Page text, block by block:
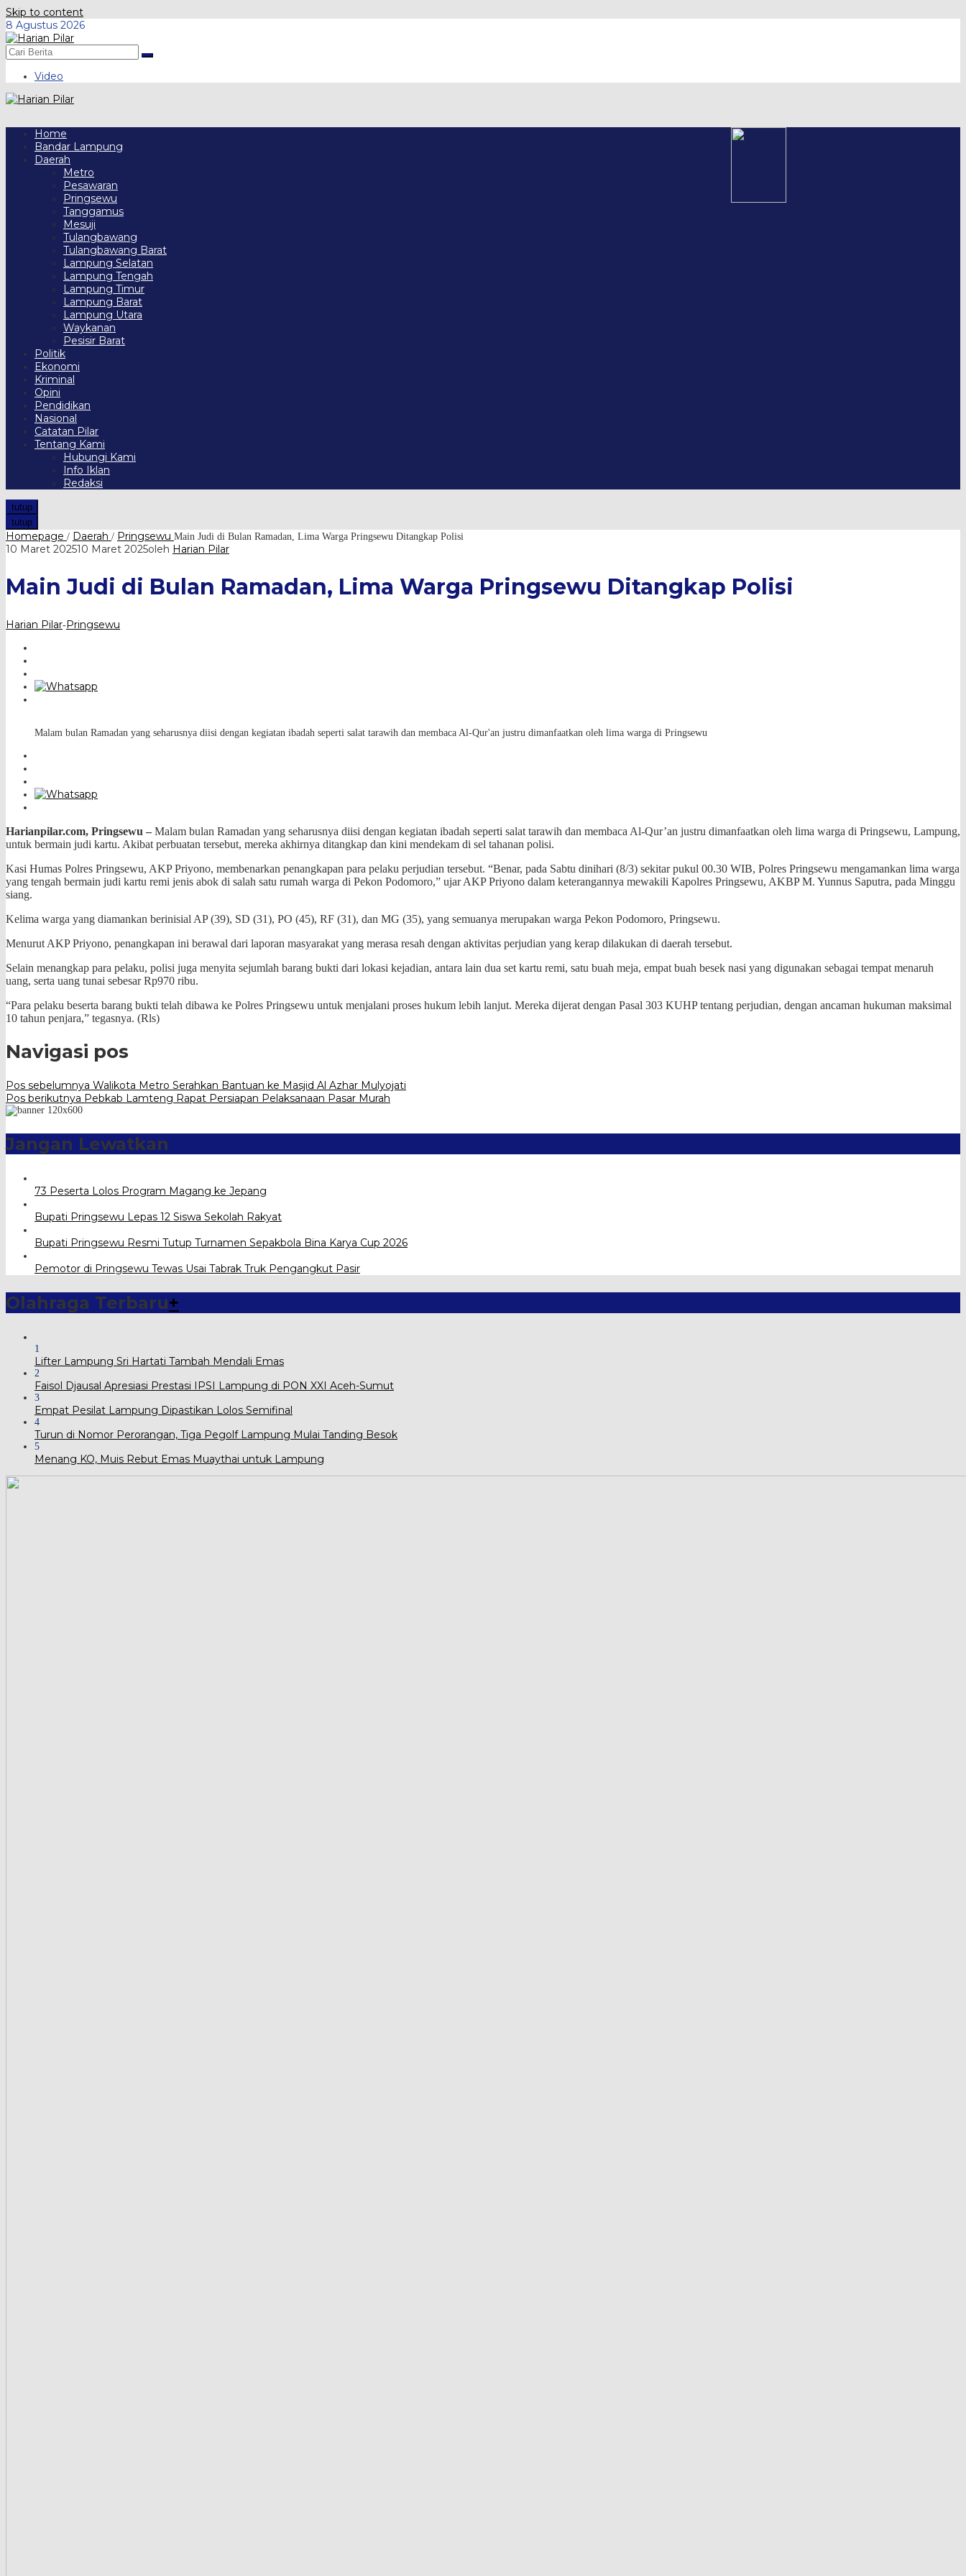
Skip to content
8 Agustus 2026
Video
Home
Bandar Lampung
Daerah
Metro
Pesawaran
Pringsewu
Tanggamus
Mesuji
Tulangbawang
Tulangbawang Barat
Lampung Selatan
Lampung Tengah
Lampung Timur
Lampung Barat
Lampung Utara
Waykanan
Pesisir Barat
Politik
Ekonomi
Kriminal
Opini
Pendidikan
Nasional
Catatan Pilar
Tentang Kami
Hubungi Kami
Info Iklan
Redaksi
tutup
tutup
Homepage / Daerah / Pringsewu Main Judi di Bulan Ramadan, Lima Warga Pringsewu Ditangkap Polisi
10 Maret 202510 Maret 2025oleh Harian Pilar
Main Judi di Bulan Ramadan, Lima Warga Pringsewu Ditangkap Polisi
Harian Pilar-Pringsewu
Malam bulan Ramadan yang seharusnya diisi dengan kegiatan ibadah seperti salat tarawih dan membaca Al-Qur'an justru dimanfaatkan oleh lima warga di Pringsewu
Harianpilar.com, Pringsewu – Malam bulan Ramadan yang seharusnya diisi dengan kegiatan ibadah seperti salat tarawih dan membaca Al-Qur’an justru dimanfaatkan oleh lima warga di Pringsewu, Lampung,
untuk bermain judi kartu. Akibat perbuatan tersebut, mereka akhirnya ditangkap dan kini mendekam di sel tahanan polisi.
Kasi Humas Polres Pringsewu, AKP Priyono, membenarkan penangkapan para pelaku perjudian tersebut. “Benar, pada Sabtu dinihari (8/3) sekitar pukul 00.30 WIB, Polres Pringsewu mengamankan lima warga
yang tengah bermain judi kartu remi jenis abok di salah satu rumah warga di Pekon Podomoro,” ujar AKP Priyono dalam keterangannya mewakili Kapolres Pringsewu, AKBP M. Yunnus Saputra, pada Minggu
siang.
Kelima warga yang diamankan berinisial AP (39), SD (31), PO (45), RF (31), dan MG (35), yang semuanya merupakan warga Pekon Podomoro, Pringsewu.
Menurut AKP Priyono, penangkapan ini berawal dari laporan masyarakat yang merasa resah dengan aktivitas perjudian yang kerap dilakukan di daerah tersebut.
Selain menangkap para pelaku, polisi juga menyita sejumlah barang bukti dari lokasi kejadian, antara lain dua set kartu remi, satu buah meja, empat buah besek nasi yang digunakan sebagai tempat menaruh
uang, serta uang tunai sebesar Rp970 ribu.
“Para pelaku beserta barang bukti telah dibawa ke Polres Pringsewu untuk menjalani proses hukum lebih lanjut. Mereka dijerat dengan Pasal 303 KUHP tentang perjudian, dengan ancaman hukuman maksimal
10 tahun penjara,” tegasnya. (Rls)
Navigasi pos
Pos sebelumnya Walikota Metro Serahkan Bantuan ke Masjid Al Azhar Mulyojati
Pos berikutnya Pebkab Lamteng Rapat Persiapan Pelaksanaan Pasar Murah
Jangan Lewatkan
73 Peserta Lolos Program Magang ke Jepang
Bupati Pringsewu Lepas 12 Siswa Sekolah Rakyat
Bupati Pringsewu Resmi Tutup Turnamen Sepakbola Bina Karya Cup 2026
Pemotor di Pringsewu Tewas Usai Tabrak Truk Pengangkut Pasir
Olahraga Terbaru+
1
Lifter Lampung Sri Hartati Tambah Mendali Emas
2
Faisol Djausal Apresiasi Prestasi IPSI Lampung di PON XXI Aceh-Sumut
3
Empat Pesilat Lampung Dipastikan Lolos Semifinal
4
Turun di Nomor Perorangan, Tiga Pegolf Lampung Mulai Tanding Besok
5
Menang KO, Muis Rebut Emas Muaythai untuk Lampung